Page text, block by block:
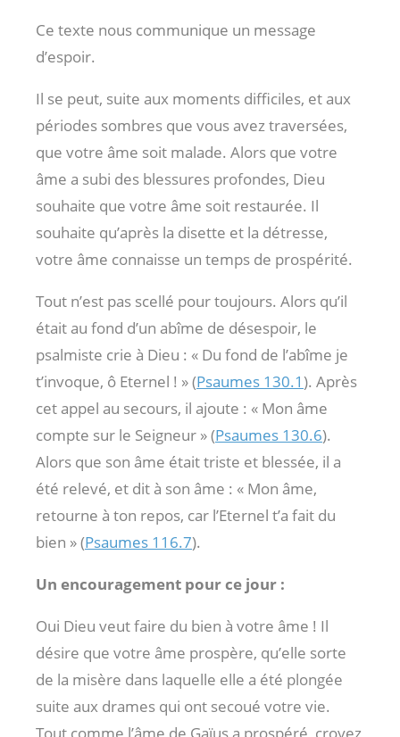
Ce texte nous communique un message
d’espoir.
Il se peut, suite aux moments difficiles, et aux
périodes sombres que vous avez traversées,
que votre âme soit malade. Alors que votre
âme a subi des blessures profondes, Dieu
souhaite que votre âme soit restaurée. Il
souhaite qu’après la disette et la détresse,
votre âme connaisse un temps de prospérité.
Tout n’est pas scellé pour toujours. Alors qu’il
était au fond d’un abîme de désespoir, le
psalmiste crie à Dieu : « Du fond de l’abîme je
t’invoque, ô Eternel ! » (Psaumes 130.1). Après
cet appel au secours, il ajoute : « Mon âme
compte sur le Seigneur » (Psaumes 130.6).
Alors que son âme était triste et blessée, il a
été relevé, et dit à son âme : « Mon âme,
retourne à ton repos, car l’Eternel t’a fait du
bien » (Psaumes 116.7).
Un encouragement pour ce jour :
Oui Dieu veut faire du bien à votre âme ! Il
désire que votre âme prospère, qu’elle sorte
de la misère dans laquelle elle a été plongée
suite aux drames qui ont secoué votre vie.